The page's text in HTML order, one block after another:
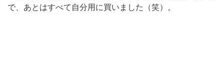
で、あとはすべて自分用に買いました（笑）。